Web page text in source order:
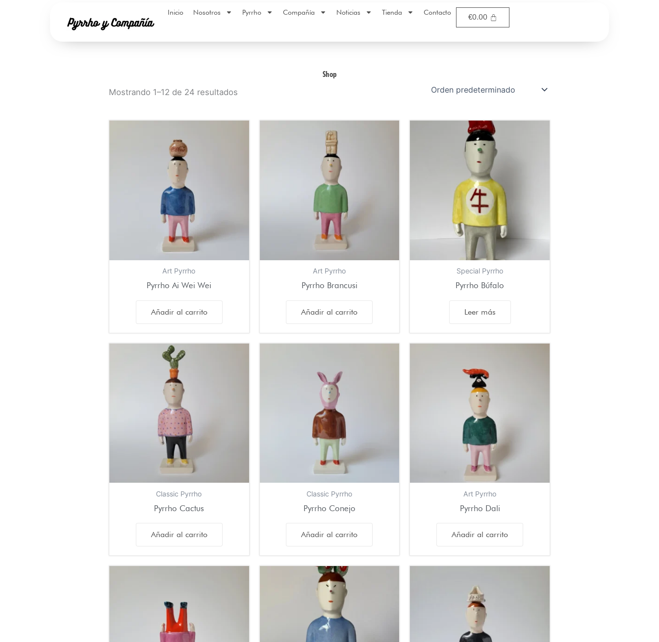
Inicio Nosotros Pyrrho Compañía Noticias Tienda Contacto
€0.00
Shop
Mostrando 1–12 de 24 resultados
Art Pyrrho
Pyrrho Ai Wei Wei
Añadir al carrito
Art Pyrrho
Pyrrho Brancusi
Añadir al carrito
Special Pyrrho
Pyrrho Búfalo
Leer más
Classic Pyrrho
Pyrrho Cactus
Añadir al carrito
Classic Pyrrho
Pyrrho Conejo
Añadir al carrito
Art Pyrrho
Pyrrho Dali
Añadir al carrito